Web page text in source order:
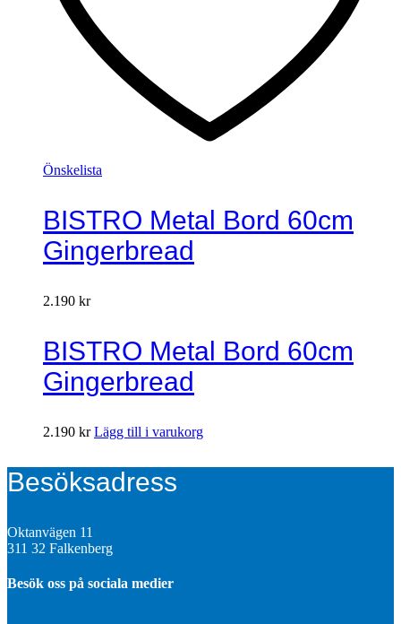
Önskelista
BISTRO Metal Bord 60cm
Gingerbread
2.190 kr
BISTRO Metal Bord 60cm
Gingerbread
2.190 kr Lägg till i varukorg
Besöksadress
Oktanvägen 11
311 32 Falkenberg
Besök oss på sociala medier